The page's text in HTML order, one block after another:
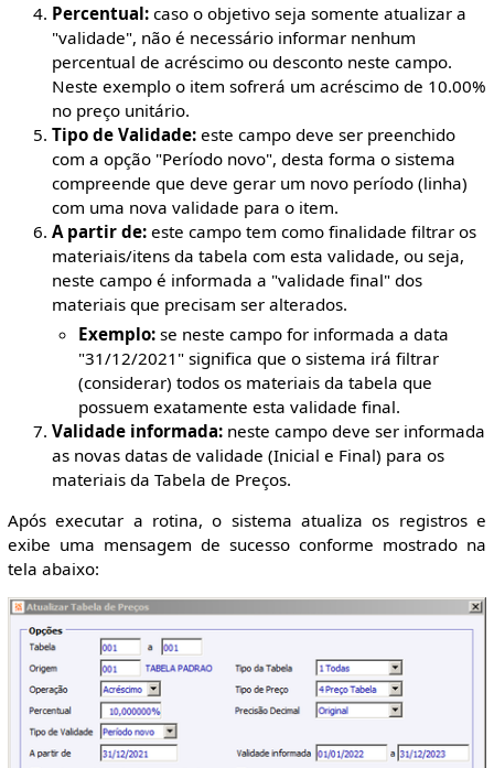
Percentual:caso o objetivo seja somente atualizar a
"validade", não é necessário informar nenhum
percentual de acréscimo ou desconto neste campo.
Neste exemplo o item sofrerá um acréscimo de 10.00%
no preço unitário.
Tipo de Validade:este campo deve ser preenchido
com a opção "Período novo", desta forma o sistema
compreende que deve gerar um novo período (linha)
com uma nova validade para o item.
A partir de:este campo tem como finalidade filtrar os
materiais/itens da tabela com esta validade, ou seja,
neste campo é informada a "validade final" dos
materiais que precisam ser alterados.
Exemplo: se neste campo for informada a data
"31/12/2021" significa que o sistema irá filtrar
(considerar) todos os materiais da tabela que
possuem exatamente esta validade final.
Validade informada:neste campo deve ser informada
as novas datas de validade (Inicial e Final) para os
materiais da Tabela de Preços.
Após executar a rotina, o sistema atualiza os registros e
exibe uma mensagem de sucesso conforme mostrado na
tela abaixo: